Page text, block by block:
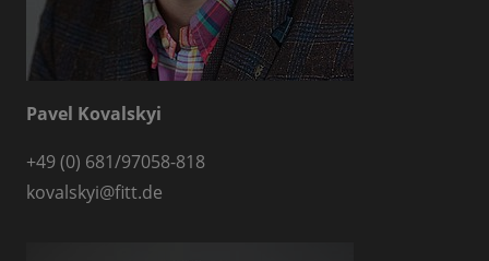
Pavel Kovalskyi
+49 (0) 681/97058-818
kovalskyi@fitt.de